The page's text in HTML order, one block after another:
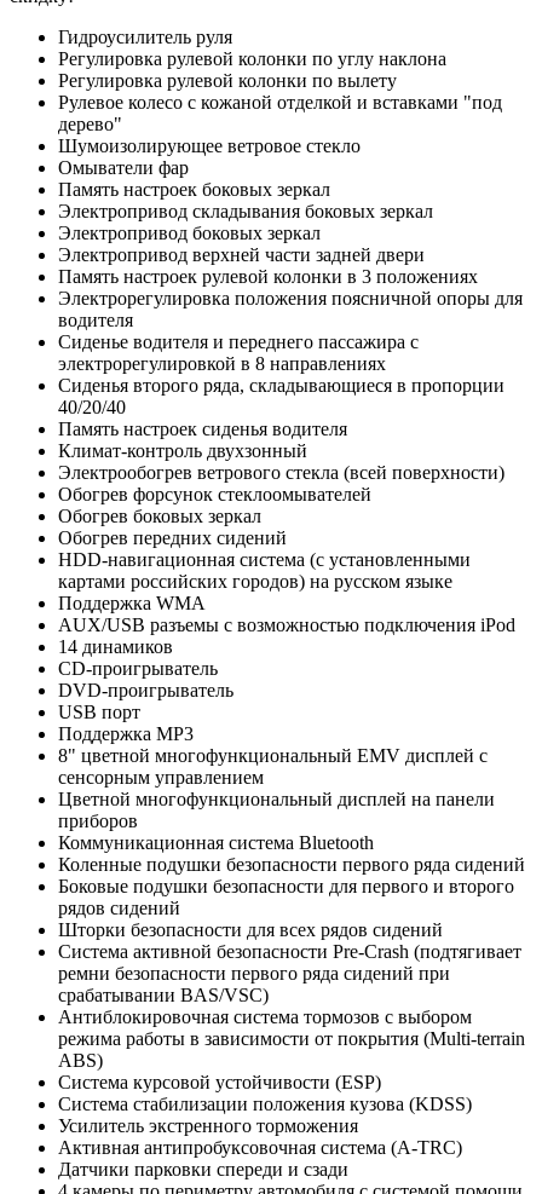
Гидроусилитель руля
Регулировка рулевой колонки по углу наклона
Регулировка рулевой колонки по вылету
Рулевое колесо с кожаной отделкой и вставками "под
дерево"
Шумоизолирующее ветровое стекло
Омыватели фар
Память настроек боковых зеркал
Электропривод складывания боковых зеркал
Электропривод боковых зеркал
Электропривод верхней части задней двери
Память настроек рулевой колонки в 3 положениях
Электрорегулировка положения поясничной опоры для
водителя
Сиденье водителя и переднего пассажира с
электрорегулировкой в 8 направлениях
Сиденья второго ряда, складывающиеся в пропорции
40/20/40
Память настроек сиденья водителя
Климат-контроль двухзонный
Электрообогрев ветрового стекла (всей поверхности)
Обогрев форсунок стеклоомывателей
Обогрев боковых зеркал
Обогрев передних сидений
HDD-навигационная система (с установленными
картами российских городов) на русском языке
Поддержка WMA
AUX/USB разъемы с возможностью подключения iPod
14 динамиков
CD-проигрыватель
DVD-проигрыватель
USB порт
Поддержка MP3
8" цветной многофункциональный EMV дисплей с
сенсорным управлением
Цветной многофункциональный дисплей на панели
приборов
Коммуникационная система Bluetooth
Коленные подушки безопасности первого ряда сидений
Боковые подушки безопасности для первого и второго
рядов сидений
Шторки безопасности для всех рядов сидений
Система активной безопасности Pre-Crash (подтягивает
ремни безопасности первого ряда сидений при
срабатывании BAS/VSC)
Антиблокировочная система тормозов c выбором
режима работы в зависимости от покрытия (Multi-terrain
ABS)
Система курсовой устойчивости (ESP)
Система стабилизации положения кузова (KDSS)
Усилитель экстренного торможения
Активная антипробуксовочная система (A-TRC)
Датчики парковки спереди и сзади